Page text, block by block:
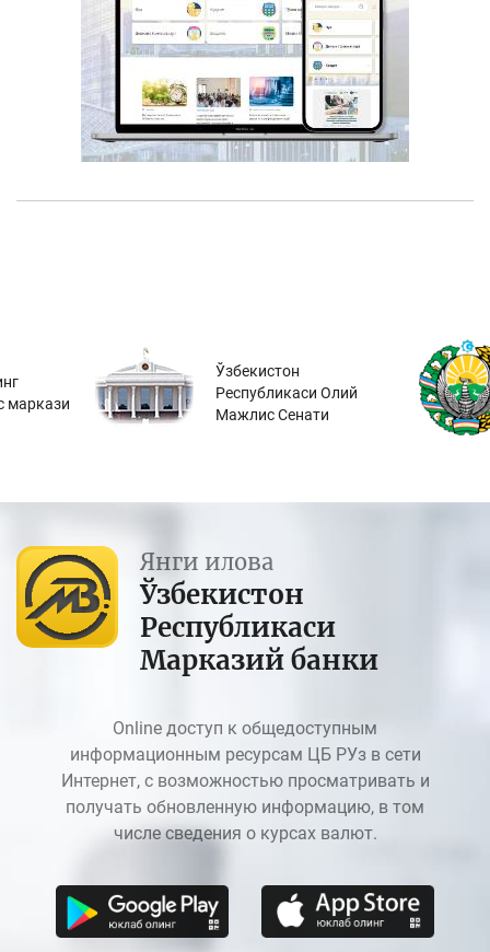
маркази
Ўзбекистон
Республикаси Олий
Мажлис Сенати
Янги илова
Ўзбекистон
Республикаси
Марказий банки
Online доступ к общедоступным
информационным ресурсам ЦБ РУз в сети
Интернет, с возможностью просматривать и
получать обновленную информацию, в том
числе сведения о курсах валют.